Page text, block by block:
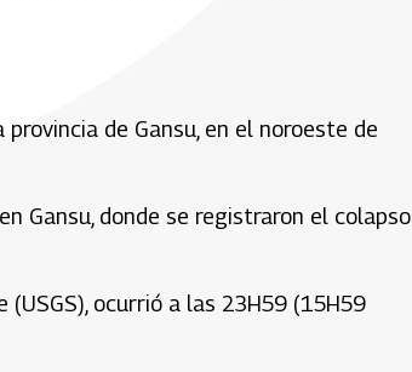
de Gansu, en el noroeste de
Gansu, donde se registraron el colapso
ocurrió a las 23H59 (15H59